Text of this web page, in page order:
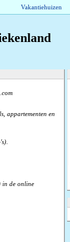
Vakantiehuizen
appartementen en
in de online